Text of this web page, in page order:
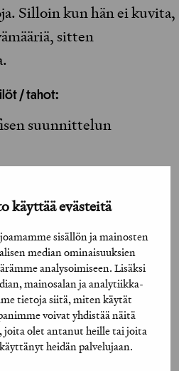
käyttää evästeitä
sisällön ja mainosten
median ominaisuuksien
analysoimiseen. Lisäksi
mainosalan ja analytiikka-
tietoja siitä, miten käytät
voivat yhdistää näitä
olet antanut heille tai joita
heidän palvelujaan.
Silloin kun hän ei kuvita,
sitten
/ tahot:
suunnittelun
Engström